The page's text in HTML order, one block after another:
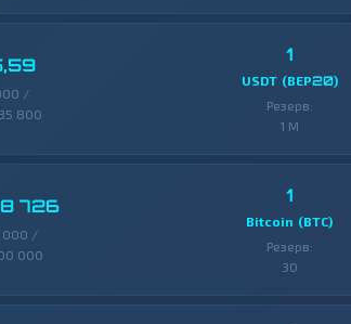
/
800
1
USDT (BEP20)
Резерв:
1 M
726
000 /
000
1
Bitcoin (BTC)
Резерв:
30